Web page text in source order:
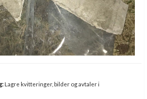
Lagre kvitteringer, bilder og avtaler i